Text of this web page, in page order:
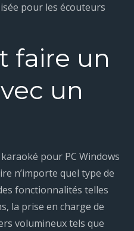
pour les écouteurs
faire un
un
pour PC Windows
n’importe quel type de
fonctionnalités telles
la prise en charge de
volumineux tels que